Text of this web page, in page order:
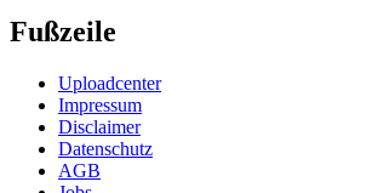
Fußzeile
Uploadcenter
Impressum
Disclaimer
Datenschutz
AGB